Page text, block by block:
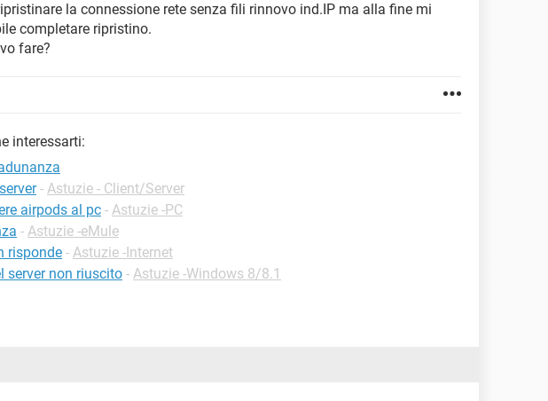
la connessione rete senza fili rinnovo ind.IP ma alla fine mi
completare ripristino.
fare?
interessarti:
- Astuzie - Client/Server
airpods al pc - Astuzie -PC
- Astuzie -eMule
risponde - Astuzie -Internet
server non riuscito - Astuzie -Windows 8/8.1